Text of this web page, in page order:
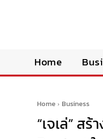
Home
Home Business
“เจเล่” ส